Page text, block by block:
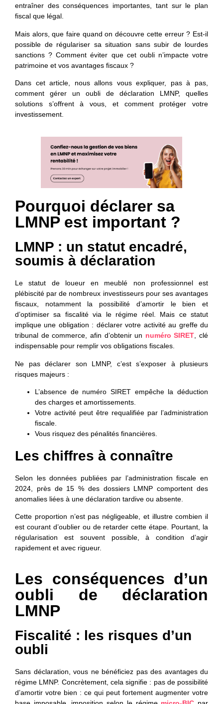
entraîner des conséquences importantes, tant sur le plan
fiscal que légal.
Mais alors, que faire quand on découvre cette erreur ? Est-il
possible de régulariser sa situation sans subir de lourdes
sanctions ? Comment éviter que cet oubli n’impacte votre
patrimoine et vos avantages fiscaux ?
Dans cet article, nous allons vous expliquer, pas à pas,
comment gérer un oubli de déclaration LMNP, quelles
solutions s’offrent à vous, et comment protéger votre
investissement.
Pourquoi déclarer sa
LMNP est important ?
LMNP : un statut encadré,
soumis à déclaration
Le statut de loueur en meublé non professionnel est
plébiscité par de nombreux investisseurs pour ses avantages
fiscaux, notamment la possibilité d’amortir le bien et
d’optimiser sa fiscalité via le régime réel. Mais ce statut
implique une obligation : déclarer votre activité au greffe du
tribunal de commerce, afin d’obtenir un numéro SIRET, clé
indispensable pour remplir vos obligations fiscales.
Ne pas déclarer son LMNP, c’est s’exposer à plusieurs
risques majeurs :
L’absence de numéro SIRET empêche la déduction
des charges et amortissements.
Votre activité peut être requalifiée par l’administration
fiscale.
Vous risquez des pénalités financières.
Les chiffres à connaître
Selon les données publiées par l’administration fiscale en
2024, près de 15 % des dossiers LMNP comportent des
anomalies liées à une déclaration tardive ou absente.
Cette proportion n’est pas négligeable, et illustre combien il
est courant d’oublier ou de retarder cette étape. Pourtant, la
régularisation est souvent possible, à condition d’agir
rapidement et avec rigueur.
Les conséquences d’un
oubli de déclaration
LMNP
Fiscalité : les risques d’un
oubli
Sans déclaration, vous ne bénéficiez pas des avantages du
régime LMNP. Concrètement, cela signifie : pas de possibilité
d’amortir votre bien : ce qui peut fortement augmenter votre